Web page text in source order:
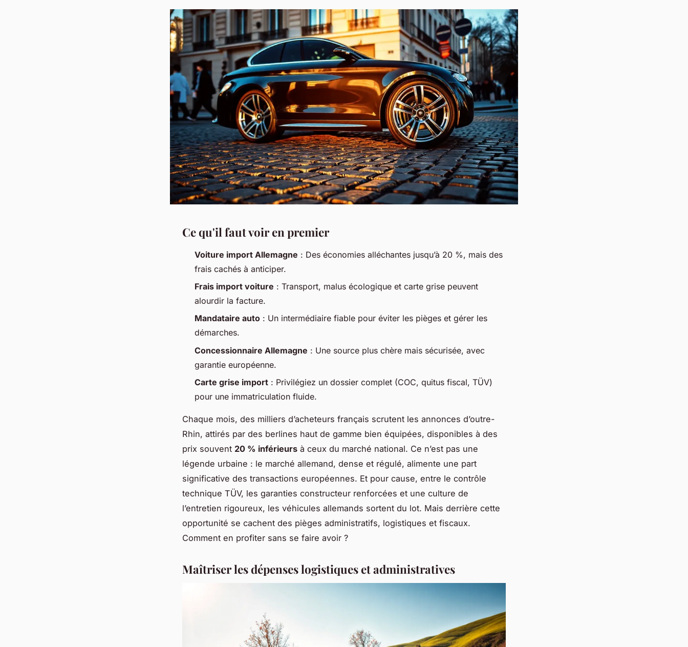
Ce qu'il faut voir en premier
Voiture import Allemagne : Des économies alléchantes jusqu’à 20 %, mais des
frais cachés à anticiper.
Frais import voiture : Transport, malus écologique et carte grise peuvent
alourdir la facture.
Mandataire auto : Un intermédiaire fiable pour éviter les pièges et gérer les
démarches.
Concessionnaire Allemagne : Une source plus chère mais sécurisée, avec
garantie européenne.
Carte grise import : Privilégiez un dossier complet (COC, quitus fiscal, TÜV)
pour une immatriculation fluide.
Chaque mois, des milliers d’acheteurs français scrutent les annonces d’outre-
Rhin, attirés par des berlines haut de gamme bien équipées, disponibles à des
prix souvent 20 % inférieurs à ceux du marché national. Ce n’est pas une
légende urbaine : le marché allemand, dense et régulé, alimente une part
significative des transactions européennes. Et pour cause, entre le contrôle
technique TÜV, les garanties constructeur renforcées et une culture de
l’entretien rigoureux, les véhicules allemands sortent du lot. Mais derrière cette
opportunité se cachent des pièges administratifs, logistiques et fiscaux.
Comment en profiter sans se faire avoir ?
Maîtriser les dépenses logistiques et administratives